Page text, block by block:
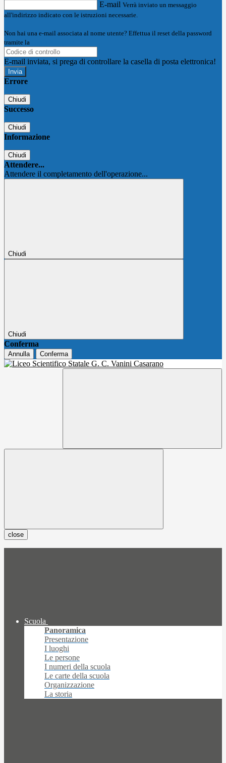
E-mail Verrà inviato un messaggio
all'indirizzo indicato con le istruzioni necessarie.
Non hai una e-mail associata al nome utente? Effettua il reset della password
tramite la
E-mail inviata, si prega di controllare la casella di posta elettronica!
Errore
Chiudi
Successo
Chiudi
Informazione
Chiudi
Attendere...
Attendere il completamento dell'operazione...
Chiudi
Chiudi
Conferma
Annulla Conferma
close
Scuola
Panoramica
Presentazione
I luoghi
Le persone
I numeri della scuola
Le carte della scuola
Organizzazione
La storia